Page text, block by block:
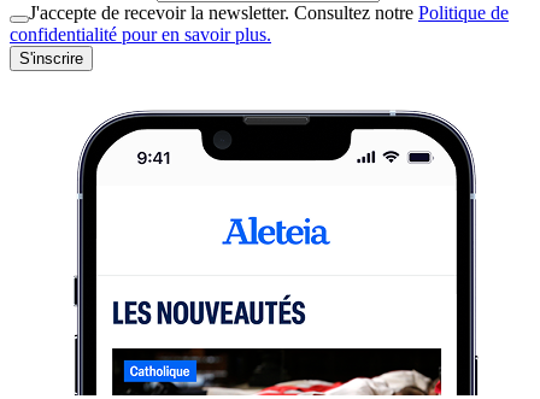
J'accepte de recevoir la newsletter. Consultez notre Politique de
confidentialité pour en savoir plus.
S'inscrire